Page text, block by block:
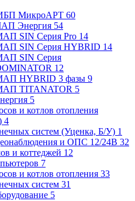
МикроАРТ 60
Энергия 54
SIN Серия Pro 14
SIN Серия HYBRID 14
SIN Серия
12
HYBRID 3 фазы 9
TITANATOR 5
5
и котлов отопления
4
систем (Уценка, Б/У) 1
и ОПС 12/24В 32
и коттеджей 12
7
и котлов отопления 33
систем 31
5